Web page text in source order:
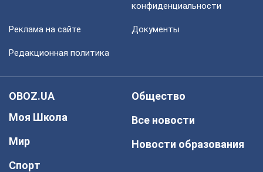
конфиденциальности
Реклама на сайте Документы
Редакционная политика
OBOZ.UA
Моя Школа
Мир
Спорт
Общество
Все новости
Новости образования